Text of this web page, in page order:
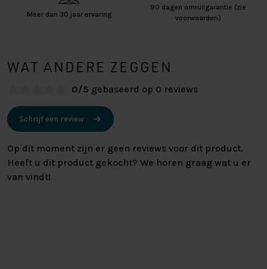
Meer dan 30 jaar ervaring
90 dagen omruilgarantie (zie
voorwaarden)
WAT ANDERE ZEGGEN
0/5 gebaseerd op 0 reviews
Schrijf een review
Op dit moment zijn er geen reviews voor dit product.
Heeft u dit product gekocht? We horen graag wat u er
van vindt!